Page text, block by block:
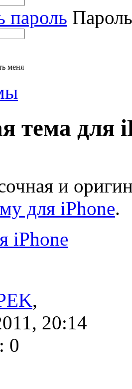
пароль
меня
тема для
и
для iPhone.
iPhone
,
20:14
0